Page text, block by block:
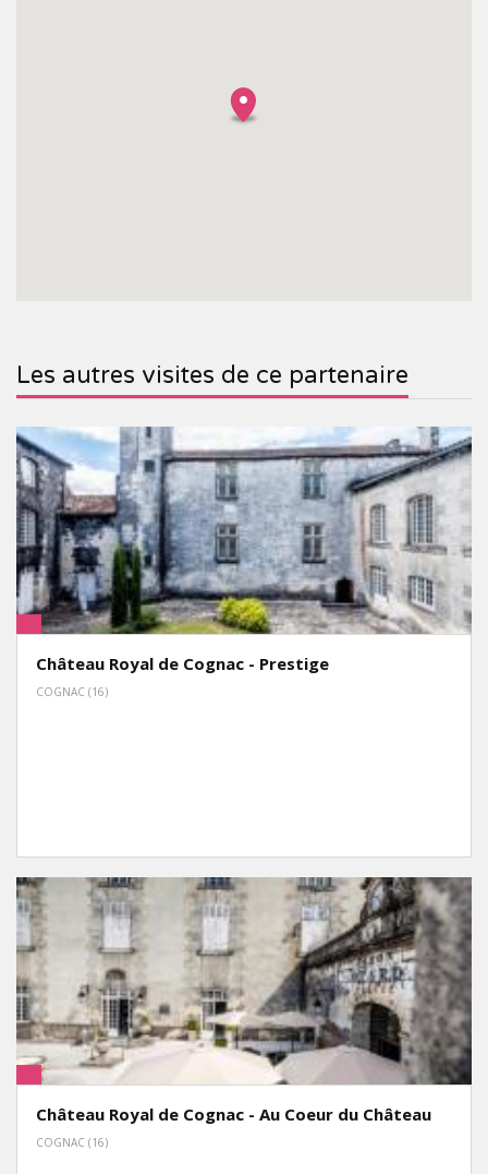
Les autres visites de ce partenaire
Château Royal de Cognac - Prestige
COGNAC (16)
Château Royal de Cognac - Au Coeur du Château
COGNAC (16)